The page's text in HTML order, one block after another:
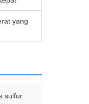
yang
sulfur